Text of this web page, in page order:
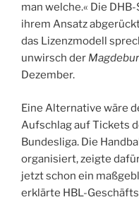
man welche.« Die
ihrem Ansatz
das Lizenzmodell
unwirsch der
Dezember.
Eine Alternative wäre
Aufschlag auf Tickets
Bundesliga. Die
organisiert, zeigte
jetzt schon ein
erklärte HBL-